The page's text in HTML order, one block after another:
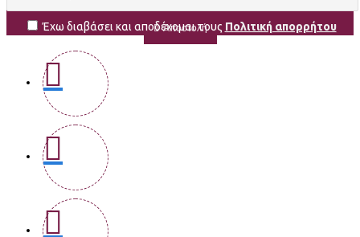
Αποστολή
Έχω διαβάσει και αποδέχομαι τους Πολιτική απορρήτου